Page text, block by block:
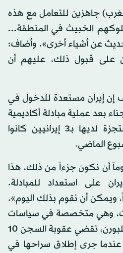
جاهزين للتعامل مع هذه
الخبيث في المنطقة...
عن أشياء أخرى». وأضاف:
على قبول ذلك، عليهم أن
إن إيران مستعدة للدخول في
بعد عملية مبادلة أكاديمية
بريطانية - أسترالية محتجزة لديها بـ3 إيرانيين كانوا
الماضي.
أن نكون جزءاً من ذلك، هذا
على استعداد للمبادلة.
ويمكن أن نقوم بذلك اليوم».
وهي متخصصة في سياسات
الشرق الأوسط بجامعة ملبورن، تقضي عقوبة السجن 10
جرى إطلاق سراحها في